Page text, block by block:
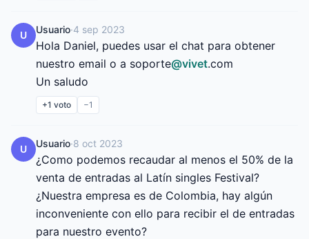
U Usuario·4 sep 2023
Hola Daniel, puedes usar el chat para obtener
nuestro email o a soporte@vivet.com
Un saludo
+1 voto −1
U Usuario·8 oct 2023
¿Como podemos recaudar al menos el 50% de la
venta de entradas al Latín singles Festival?
¿Nuestra empresa es de Colombia, hay algún
inconveniente con ello para recibir el de entradas
para nuestro evento?